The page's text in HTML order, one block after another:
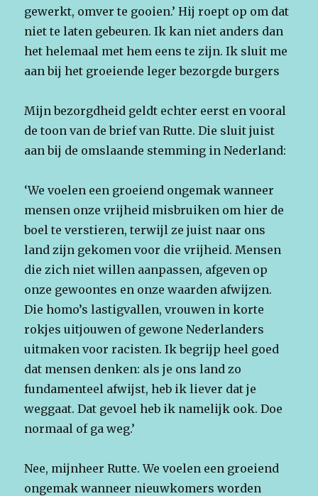
gewerkt, omver te gooien.’ Hij roept op om dat
niet te laten gebeuren. Ik kan niet anders dan
het helemaal met hem eens te zijn. Ik sluit me
aan bij het groeiende leger bezorgde burgers
Mijn bezorgdheid geldt echter eerst en vooral
de toon van de brief van Rutte. Die sluit juist
aan bij de omslaande stemming in Nederland:
‘We voelen een groeiend ongemak wanneer
mensen onze vrijheid misbruiken om hier de
boel te verstieren, terwijl ze juist naar ons
land zijn gekomen voor die vrijheid. Mensen
die zich niet willen aanpassen, afgeven op
onze gewoontes en onze waarden afwijzen.
Die homo’s lastigvallen, vrouwen in korte
rokjes uitjouwen of gewone Nederlanders
uitmaken voor racisten. Ik begrijp heel goed
dat mensen denken: als je ons land zo
fundamenteel afwijst, heb ik liever dat je
weggaat. Dat gevoel heb ik namelijk ook. Doe
normaal of ga weg.’
Nee, mijnheer Rutte. We voelen een groeiend
ongemak wanneer nieuwkomers worden